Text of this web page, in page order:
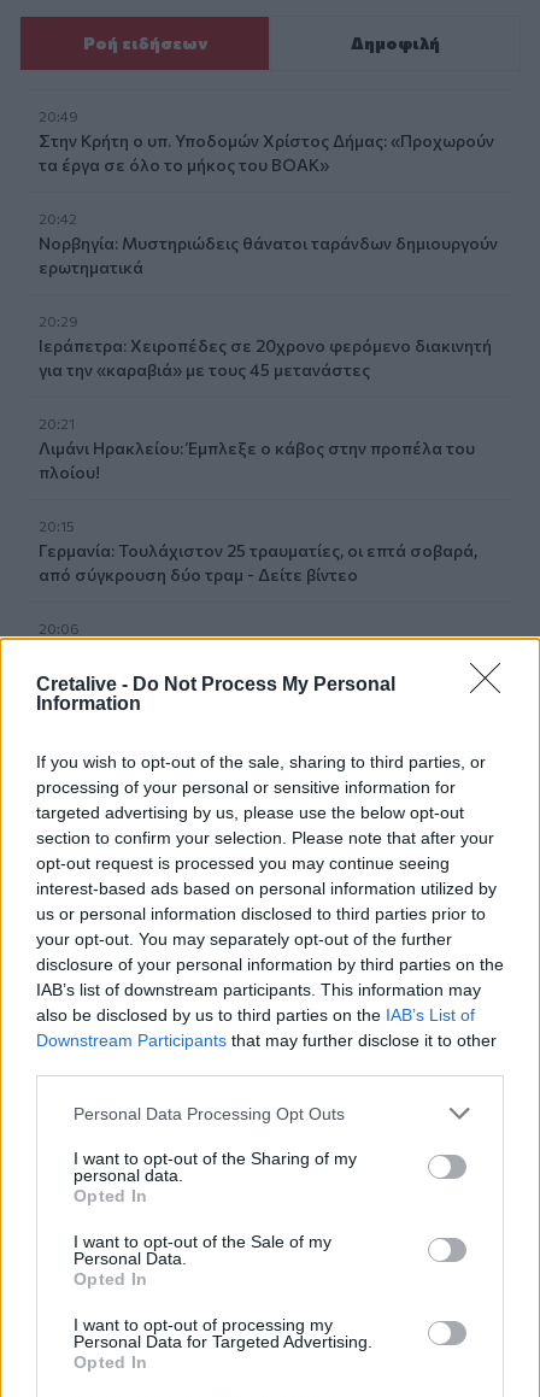
Cretalive - Do Not Process My Personal
Information
If you wish to opt-out of the sale, sharing to third parties, or
processing of your personal or sensitive information for
targeted advertising by us, please use the below opt-out
section to confirm your selection. Please note that after your
opt-out request is processed you may continue seeing
interest-based ads based on personal information utilized by
us or personal information disclosed to third parties prior to
your opt-out. You may separately opt-out of the further
disclosure of your personal information by third parties on the
IAB’s list of downstream participants. This information may
also be disclosed by us to third parties on the IAB’s List of
Downstream Participants that may further disclose it to other
Personal Data Processing Opt Outs
I want to opt-out of the Sharing of my
personal data.
Opted In
I want to opt-out of the Sale of my
Personal Data.
Opted In
I want to opt-out of processing my
Personal Data for Targeted Advertising.
Opted In
Ροή ειδήσεων Δημοφιλή
20:49
Στην Κρήτη ο υπ. Υποδομών Χρίστος Δήμας: «Προχωρούν
τα έργα σε όλο το μήκος του ΒΟΑΚ»
20:42
Νορβηγία: Μυστηριώδεις θάνατοι ταράνδων δημιουργούν
ερωτηματικά
20:29
Ιεράπετρα: Χειροπέδες σε 20χρονο φερόμενο διακινητή
για την «καραβιά» με τους 45 μετανάστες
20:21
Λιμάνι Ηρακλείου: Έμπλεξε ο κάβος στην προπέλα του
πλοίου!
20:15
Γερμανία: Τουλάχιστον 25 τραυματίες, οι επτά σοβαρά,
από σύγκρουση δύο τραμ - Δείτε βίντεο
20:06
19:57
δεν είναι ατύχημα αλλά έγκλημα συνεχιζόμενο
19:56
Σε κλίμα οδύνης το ύστατο χαίρε στον Αριστοτέλη
Δαμίγο που έχασε τη ζωή του κατά τη συντριβή των
ελικοπτέρων στην Ψάθα
19:42
Χανιά: Εκδήλωση μνήμης για τα 81 χρόνια από τη
Χιροσίμα και το Ναγκασάκι
19:33
Ρέθυμνο: 19 κτίρια κρίθηκαν «κόκκινα» μετά τις φονικές
πυρκαγιές
Σαμοθράκη: Στο νοσοκομείο 15χρονη μετά από πτώση –
Ειδοποίησε μόνη της το 112
Φωτιές στο Ρέθυμνο: Αποζημιώσεις και για τον